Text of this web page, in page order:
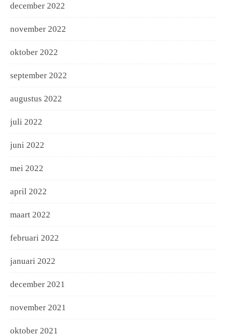
december 2022
november 2022
oktober 2022
september 2022
augustus 2022
juli 2022
juni 2022
mei 2022
april 2022
maart 2022
februari 2022
januari 2022
december 2021
november 2021
oktober 2021